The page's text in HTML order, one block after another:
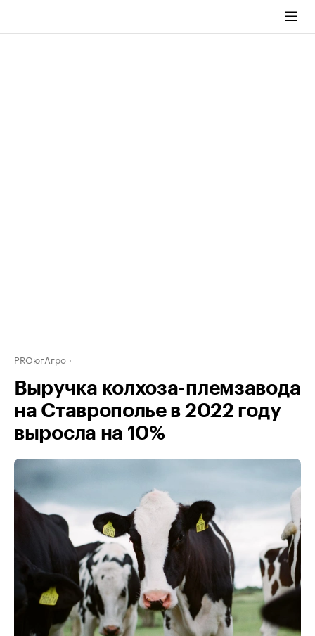
PROюгАгро
Выручка колхоза-племзавода
на Ставрополье в 2022 году
выросла на 10%